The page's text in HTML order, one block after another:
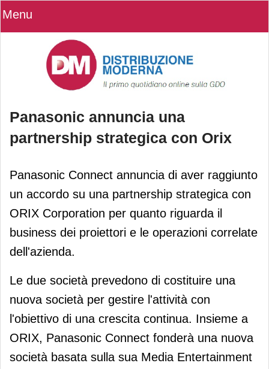
Menu
Panasonic annuncia una
partnership strategica con Orix
Panasonic annuncia una partnership
Panasonic Connect annuncia di aver raggiunto
un accordo su una partnership strategica con
ORIX Corporation per quanto riguarda il
business dei proiettori e le operazioni correlate
dell'azienda.
Le due società prevedono di costituire una
nuova società per gestire l'attività con
l'obiettivo di una crescita continua. Insieme a
ORIX, Panasonic Connect fonderà una nuova
società basata sulla sua Media Entertainment